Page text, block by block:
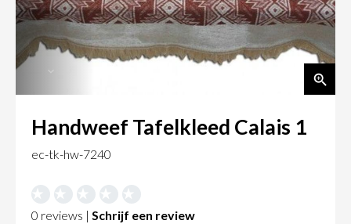
Handweef Tafelkleed Calais 1
ec-tk-hw-7240
0 reviews | Schrijf een review